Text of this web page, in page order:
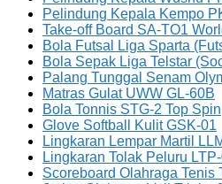
Pelindung Kepala Kempo
Take-off Board SA-TO1
Bola Futsal Liga Sparta
Bola Sepak Liga Telstar
Palang Tunggal Senam
Matras Gulat UWW GL-60B
Bola Tonnis STG-2 Top Spin
Glove Softball Kulit GSK-01
Lingkaran Lempar Martil
Lingkaran Tolak Peluru
Scoreboard Olahraga Tenis